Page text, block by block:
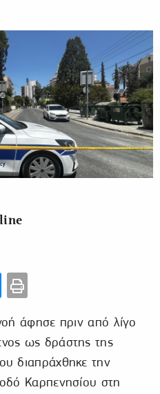
άφησε πριν από λίγο
ως δράστης της
διαπράχθηκε την
Καρπενησίου στη